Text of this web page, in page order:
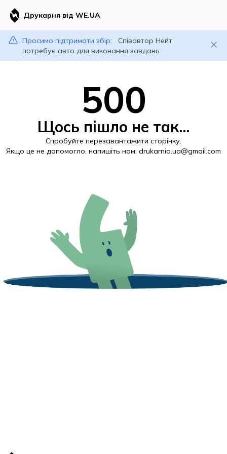
Друкарня від WE.UA
Просимо підтримати збір:
Співавтор Нейт
потребує авто для виконання завдань
500
Щось пішло не так...
Спробуйте перезавантажити сторінку.
Якщо це не допомогло, напишіть нам: drukarnia.ua@gmail.com